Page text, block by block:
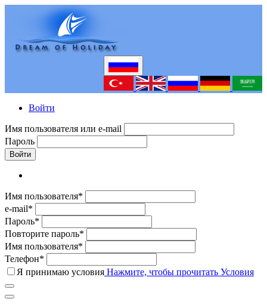
Войти
Имя пользователя или e-mail
Пароль
Войти
Имя пользователя*
e-mail*
Пароль*
Повторите пароль*
Имя пользователя*
Телефон*
Я принимаю условия Нажмите, чтобы прочитать Условия